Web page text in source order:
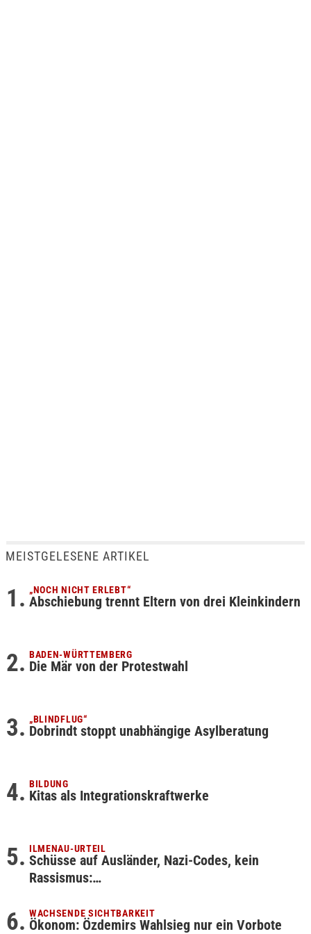
MEISTGELESENE ARTIKEL
„NOCH NICHT ERLEBT“
Abschiebung trennt Eltern von drei Kleinkindern
BADEN-WÜRTTEMBERG
Die Mär von der Protestwahl
„BLINDFLUG“
Dobrindt stoppt unabhängige Asylberatung
BILDUNG
Kitas als Integrationskraftwerke
ILMENAU-URTEIL
Schüsse auf Ausländer, Nazi-Codes, kein
Rassismus:…
WACHSENDE SICHTBARKEIT
Ökonom: Özdemirs Wahlsieg nur ein Vorbote